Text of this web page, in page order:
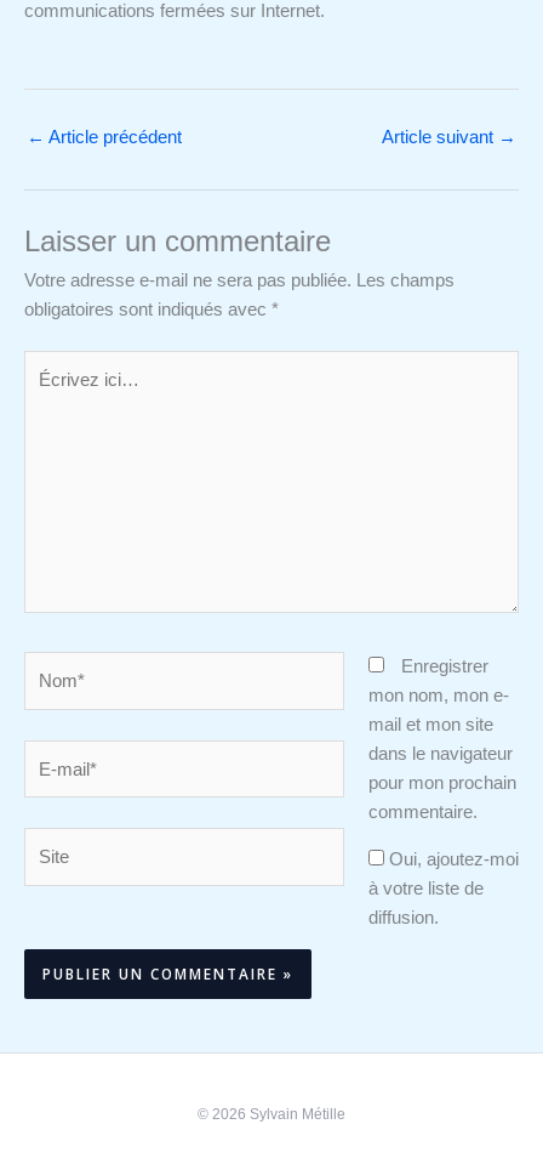
communications fermées sur Internet.
← Article précédent Article suivant →
Laisser un commentaire
Votre adresse e-mail ne sera pas publiée. Les champs
obligatoires sont indiqués avec *
Écrivez
mail*
Enregistrer
mon nom, mon e-
mail et mon site
dans le navigateur
pour mon prochain
commentaire.
Oui, ajoutez-moi
à votre liste de
diffusion.
© 2026 Sylvain Métille